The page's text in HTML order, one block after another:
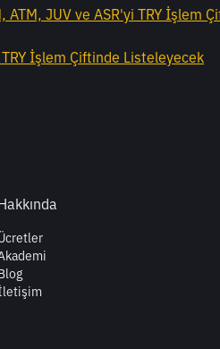
ATM, JUV ve ASR'yi TRY İşlem
İşlem Çiftinde Listeleyecek